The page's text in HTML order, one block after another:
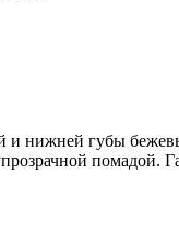
и нижней губы
помадой.